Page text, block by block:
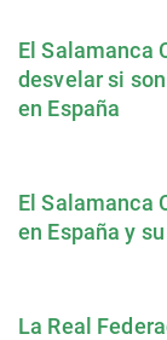
El Salamanca
desvelar si
en España
El Salamanca
en España y
La Real